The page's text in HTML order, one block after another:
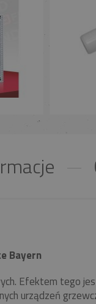
Bayern
Efektem tego
urządzeń